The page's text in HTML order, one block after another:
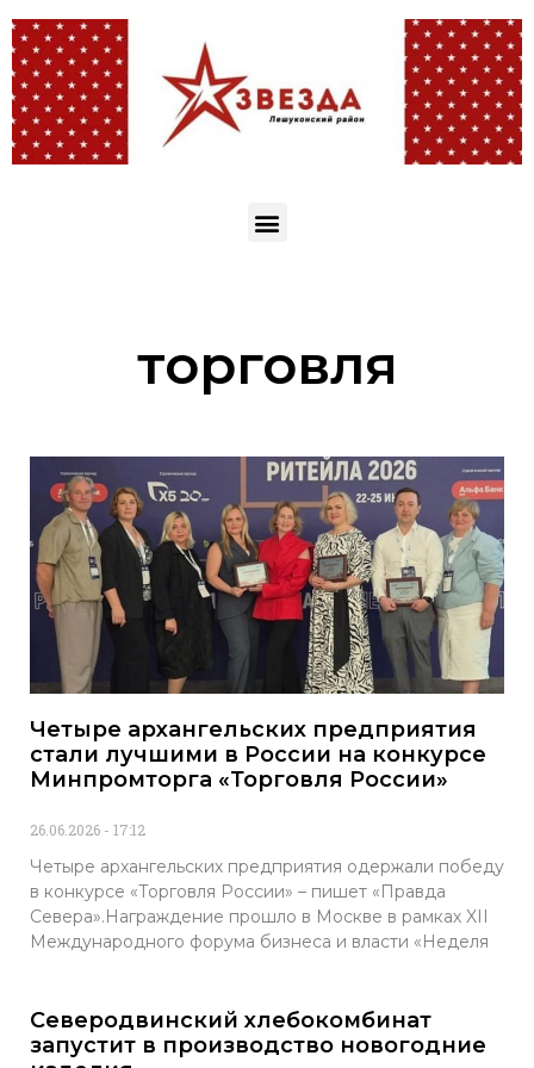
торговля
Четыре архангельских предприятия
стали лучшими в России на конкурсе
Минпромторга «Торговля России»
26.06.2026 17:12
Четыре архангельских предприятия одержали победу
в конкурсе «Торговля России» – пишет «Правда
Севера».Награждение прошло в Москве в рамках XII
Международного форума бизнеса и власти «Неделя
Северодвинский хлебокомбинат
запустит в производство новогодние